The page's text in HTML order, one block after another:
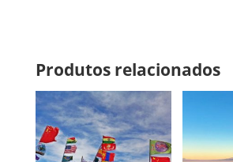
Produtos relacionados